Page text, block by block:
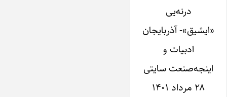
درنه‌یی
«ایشیق»- آذربایجان
ادبیات و
اینجه‌صنعت سایتی
۲۸ مرداد ۱۴۰۱